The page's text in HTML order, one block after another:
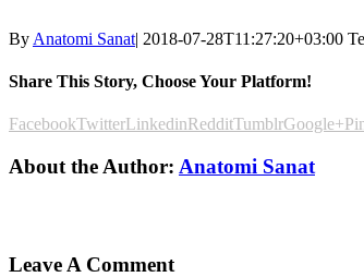
By Anatomi Sanat| 2018-07-28T11:27:20+03:00
Share This Story, Choose Your Platform!
FacebookTwitterLinkedinRedditTumblrGoogle+
About the Author: Anatomi Sanat
Leave A Comment